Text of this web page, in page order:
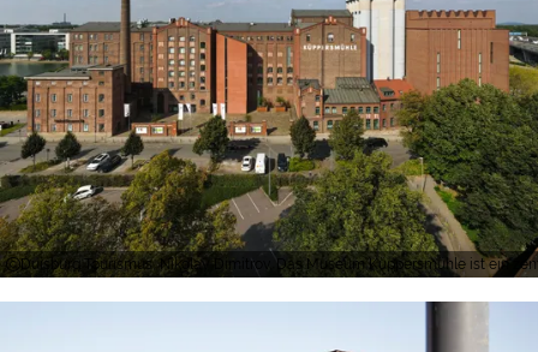
Duisburg Tourismus, Nikolay Dimitrov, Das Museum Küppersmühle ist ein